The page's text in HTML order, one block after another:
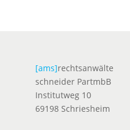
[ams]rechtsanwälte
schneider PartmbB
Institutweg 10
69198 Schriesheim